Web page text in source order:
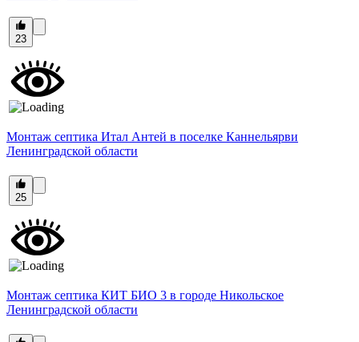
23
Монтаж септика Итал Антей в поселке Каннельярви
Ленинградской области
25
Монтаж септика КИТ БИО 3 в городе Никольское
Ленинградской области